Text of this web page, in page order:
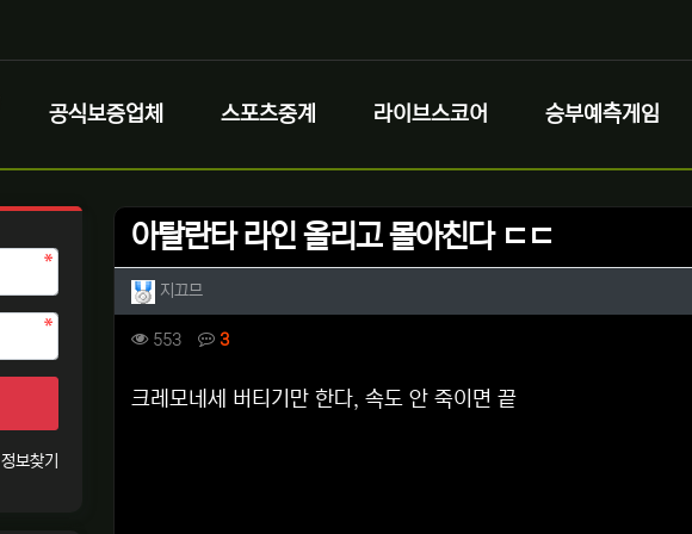
공식보증업체 스포츠중계 라이브스코어 승부예측게임
아탈란타 라인 올리고 몰아친다 ㄷㄷ
작성자 정보
지끄므
컨텐츠 정보
553조회 3댓글
본문
크레모네세 버티기만 한다, 속도 안 죽이면 끝
정보찾기